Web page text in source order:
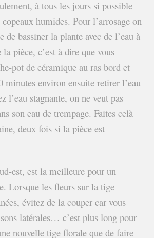
à tous les jours si possible
humides. Pour l’arrosage on
de bassiner la plante avec de l’eau à
pièce, c’est à dire que vous
pot de céramique au ras bord et
minutes environ ensuite retirer l’eau
l’eau stagnante, on ne veut pas
son eau de trempage. Faites celà
deux fois si la pièce est
est, est la meilleure pour un
Lorsque les fleurs sur la tige
évitez de la couper car vous
latérales… c’est plus long pour
nouvelle tige florale que de faire